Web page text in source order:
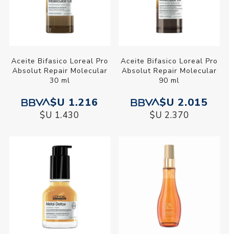
Aceite Bifasico Loreal Pro
Absolut Repair Molecular
30 ml
$U 1.216
$U 1.430
Aceite Bifasico Loreal Pro
Absolut Repair Molecular
90 ml
$U 2.015
$U 2.370